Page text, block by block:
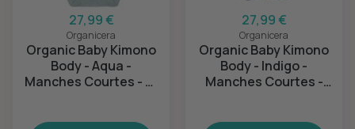
27,99 €
Organicera
Organic Baby Kimono
Body - Aqua -
Manches Courtes - 3-
27,99 €
Organicera
Organic Baby Kimono
Body - Indigo -
Manches Courtes -